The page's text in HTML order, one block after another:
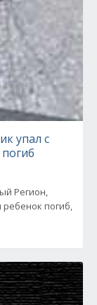
упал с
Регион,
ребенок погиб,